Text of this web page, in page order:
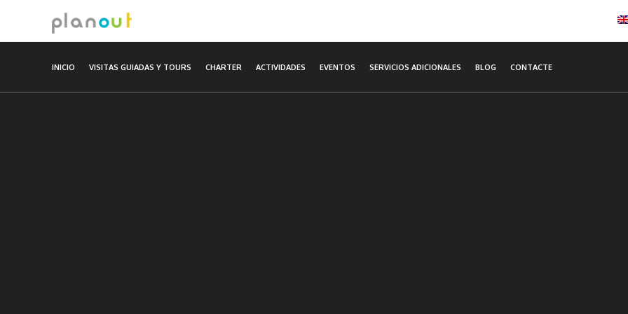
contenido
INICIO VISITAS GUIADAS Y TOURS CHARTER ACTIVIDADES EVENTOS SERVICIOS ADICIONALES BLOG CONTACTE